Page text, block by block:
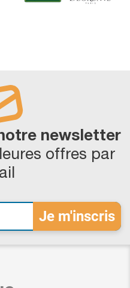
newsletter
offres par